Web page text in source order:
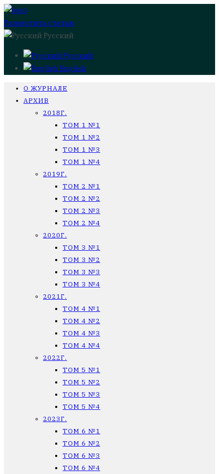
Разместить статью
Русский
Русский
English
О ЖУРНАЛЕ
АРХИВ
2018Г.
ТОМ 1 №1
ТОМ 1 №2
ТОМ 1 №3
ТОМ 1 №4
2019Г.
ТОМ 2 №1
ТОМ 2 №2
ТОМ 2 №3
ТОМ 2 №4
2020Г.
ТОМ 3 №1
ТОМ 3 №2
ТОМ 3 №3
ТОМ 3 №4
2021Г.
ТОМ 4 №1
ТОМ 4 №2
ТОМ 4 №3
ТОМ 4 №4
2022Г.
ТОМ 5 №1
ТОМ 5 №2
ТОМ 5 №3
ТОМ 5 №4
2023Г.
ТОМ 6 №1
ТОМ 6 №2
ТОМ 6 №3
ТОМ 6 №4